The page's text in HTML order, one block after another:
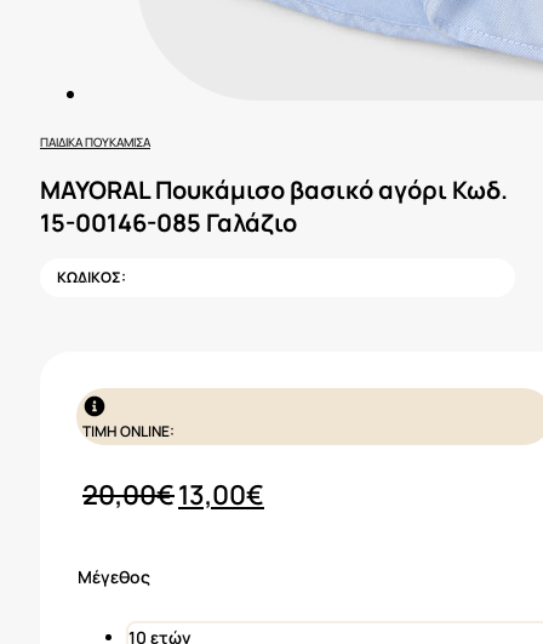
ΠΑΙΔΙΚΆ ΠΟΥΚΆΜΙΣΑ
MAYORAL Πουκάμισο βασικό αγόρι Κωδ.
15-00146-085 Γαλάζιο
ΚΩΔΙΚΟΣ:
ΤΙΜΗ ONLINE:
20,00€Original
13,00€
Μέγεθος
10 ετών